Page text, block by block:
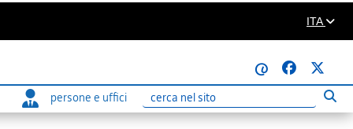
ITA
@
persone e uffici
Ricerca